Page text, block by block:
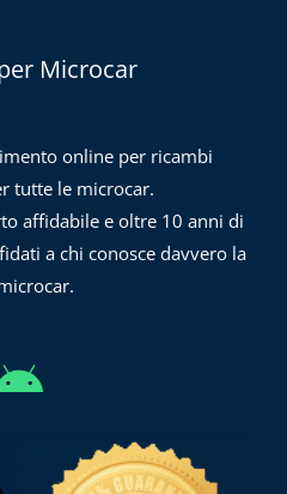
Microcar
online per ricambi
tutte le microcar.
affidabile e oltre 10 anni di
a chi conosce davvero la